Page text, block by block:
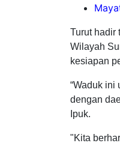
Turut hadir
Wilayah
kesiapan
“Waduk ini
dengan
Ipuk.
"Kita